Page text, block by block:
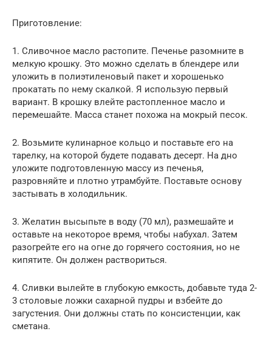
Приготовление:
1. Сливочное масло растопите. Печенье разомните в
мелкую крошку. Это можно сделать в блендере или
уложить в полиэтиленовый пакет и хорошенько
прокатать по нему скалкой. Я использую первый
вариант. В крошку влейте растопленное масло и
перемешайте. Масса станет похожа на мокрый песок.
2. Возьмите кулинарное кольцо и поставьте его на
тарелку, на которой будете подавать десерт. На дно
уложите подготовленную массу из печенья,
разровняйте и плотно утрамбуйте. Поставьте основу
застывать в холодильник.
3. Желатин высыпьте в воду (70 мл), размешайте и
оставьте на некоторое время, чтобы набухал. Затем
разогрейте его на огне до горячего состояния, но не
кипятите. Он должен раствориться.
4. Сливки вылейте в глубокую емкость, добавьте туда 2-
3 столовые ложки сахарной пудры и взбейте до
загустения. Они должны стать по консистенции, как
сметана.